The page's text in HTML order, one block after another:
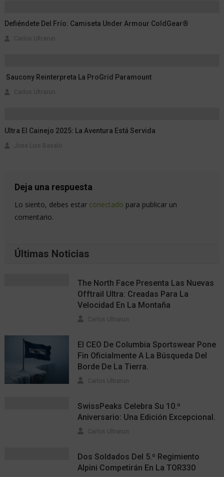
Defiéndete Del Frío: Camiseta Under Armour ColdGear®
Carlos Ultrarun
Saucony Reinterpreta La ProGrid Paramount
Carlos Ultrarun
Ultra El Cainejo 2025: La Aventura Está Servida
Jose Luis Basalo
Deja una respuesta
Lo siento, debes estar conectado para publicar un
comentario.
Últimas Noticias
The North Face Presenta Las Nuevas
Offtrail Ultra: Creadas Para La
Velocidad En La Montaña
Carlos Ultrarun
El CEO De Columbia Sportswear Pone
Fin Oficialmente A La Búsqueda Del
Borde De La Tierra.
Carlos Ultrarun
SwissPeaks Celebra Su 10.º
Aniversario: Una Edición Excepcional.
Carlos Ultrarun
Dos Soldados Del 5.º Regimiento
Alpini Competirán En La TOR330